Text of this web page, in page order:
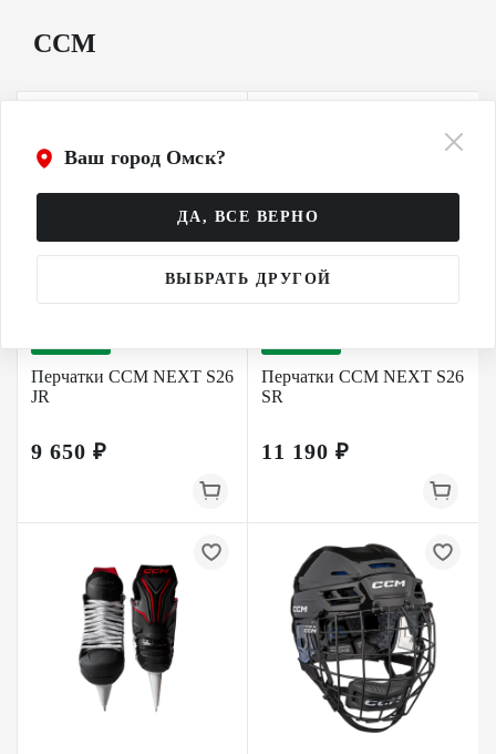
Ваш город Омск?
ДА, ВСЕ ВЕРНО
ВЫБРАТЬ ДРУГОЙ
CCM
Перчатки CCM NEXT S26
JR
9 650 ₽
Перчатки CCM NEXT S26
SR
11 190 ₽